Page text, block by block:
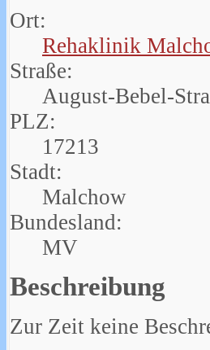
Ort:
Rehaklinik
Straße:
August-Bebel-
PLZ:
17213
Stadt:
Malchow
Bundesland:
MV
Beschreibung
Zur Zeit keine